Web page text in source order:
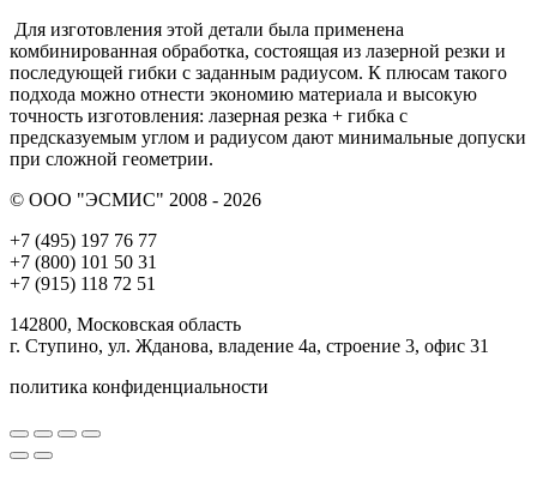
Для изготовления этой детали была применена
комбинированная обработка, состоящая из лазерной резки и
последующей гибки с заданным радиусом. К плюсам такого
подхода можно отнести экономию материала и высокую
точность изготовления: лазерная резка + гибка с
предсказуемым углом и радиусом дают минимальные допуски
при сложной геометрии.
© ООО "ЭСМИС" 2008 - 2026
+7 (495) 197 76 77
+7 (800) 101 50 31
+7 (915) 118 72 51
142800, Московская область
г. Ступино, ул. Жданова, владение 4а, строение 3, офис 31
политика конфиденциальности
Вверх